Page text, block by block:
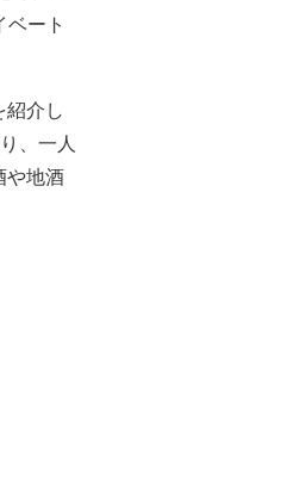
ート
介し
、一人
や地酒